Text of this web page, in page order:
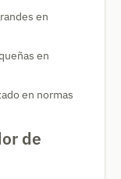
en
en
en normas
de